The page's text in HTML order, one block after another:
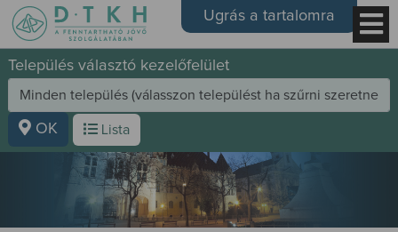
Ugrás a tartalomra
Település választó kezelőfelület
OK Lista